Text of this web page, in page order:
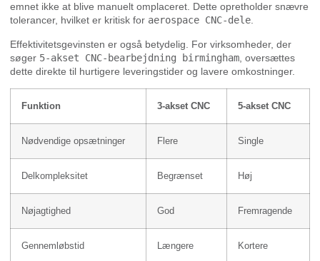
emnet ikke at blive manuelt omplaceret. Dette opretholder snævre
tolerancer, hvilket er kritisk for aerospace CNC-dele
Effektivitetsgevinsten er også betydelig. For virksomheder, der
søger 5-akset CNC-bearbejdning birmingham , oversættes
dette direkte til hurtigere leveringstider og lavere omkostninger.
Funktion 3-akset CNC 5-akset CNC
Nødvendige opsætninger Flere Single
Delkompleksitet Begrænset Høj
Nøjagtighed God Fremragende
Gennemløbstid Længere Kortere